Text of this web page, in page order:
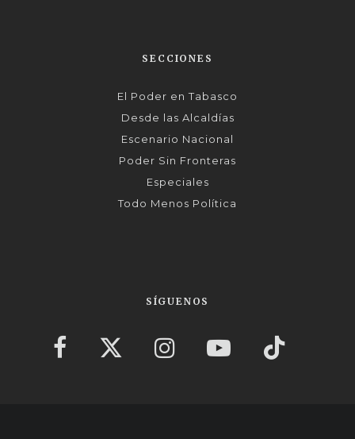
SECCIONES
El Poder en Tabasco
Desde las Alcaldías
Escenario Nacional
Poder Sin Fronteras
Especiales
Todo Menos Política
SÍGUENOS